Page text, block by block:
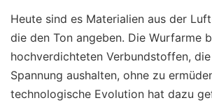
Heute sind es Materialien aus der
die den Ton angeben. Die Wurfarme
hochverdichteten Verbundstoffen,
Spannung aushalten, ohne zu
technologische Evolution hat dazu